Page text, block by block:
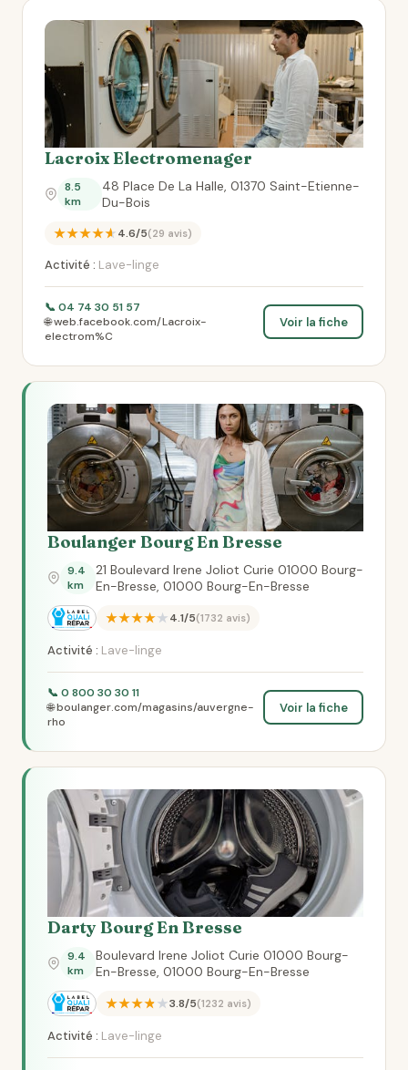
Lacroix Electromenager
8.5
km
48 Place De La Halle, 01370 Saint-Etienne-
Du-Bois
★★★★★4.6/5(29 avis)
Activité : Lave-linge
📞 04 74 30 51 57
🌐 web.facebook.com/Lacroix-
electrom%C
Voir la fiche
Boulanger Bourg En Bresse
9.4
km
21 Boulevard Irene Joliot Curie 01000 Bourg-
En-Bresse, 01000 Bourg-En-Bresse
★★★★★4.1/5(1732 avis)
Activité : Lave-linge
📞 0 800 30 30 11
🌐 boulanger.com/magasins/auvergne-
rho
Voir la fiche
Darty Bourg En Bresse
9.4
km
Boulevard Irene Joliot Curie 01000 Bourg-
En-Bresse, 01000 Bourg-En-Bresse
★★★★★3.8/5(1232 avis)
Activité : Lave-linge